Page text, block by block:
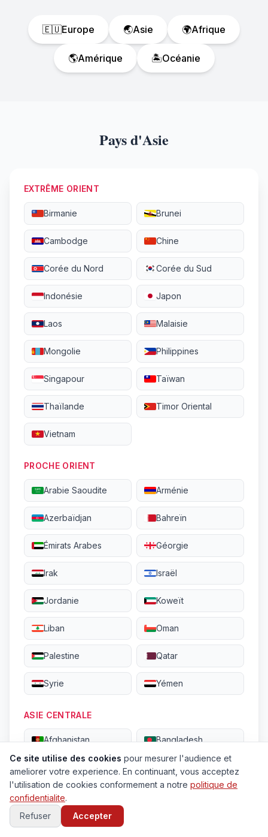
🇪🇺Europe 🌏Asie 🌍Afrique
🌎Amérique 🏝️Océanie
Pays d'Asie
EXTRÊME ORIENT
Birmanie Brunei
Cambodge Chine
Corée du Nord Corée du Sud
Indonésie Japon
Laos Malaisie
Mongolie Philippines
Singapour Taïwan
Thaïlande Timor Oriental
Vietnam
PROCHE ORIENT
Arabie Saoudite Arménie
Azerbaïdjan Bahreïn
Émirats Arabes Géorgie
Irak Israël
Jordanie Koweït
Liban Oman
Palestine Qatar
Syrie Yémen
ASIE CENTRALE
Afghanistan Bangladesh
Bhoutan Inde
Iran
Kirghizistan
Ce site utilise des cookies pour mesurer l'audience et
ameliorer votre experience. En continuant, vous acceptez
l'utilisation de cookies conformement a notre politique de
confidentialite.
Refuser
Accepter